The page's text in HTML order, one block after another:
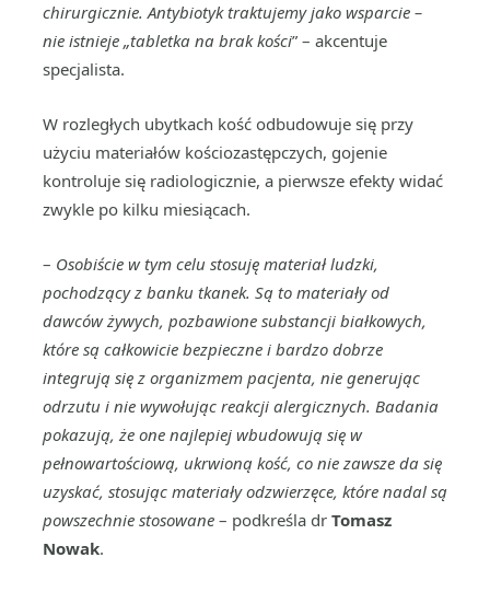
chirurgicznie. Antybiotyk traktujemy jako wsparcie –
nie istnieje „tabletka na brak kości” – akcentuje
specjalista.
W rozległych ubytkach kość odbudowuje się przy
użyciu materiałów kościozastępczych, gojenie
kontroluje się radiologicznie, a pierwsze efekty widać
zwykle po kilku miesiącach.
– Osobiście w tym celu stosuję materiał ludzki,
pochodzący z banku tkanek. Są to materiały od
dawców żywych, pozbawione substancji białkowych,
które są całkowicie bezpieczne i bardzo dobrze
integrują się z organizmem pacjenta, nie generując
odrzutu i nie wywołując reakcji alergicznych. Badania
pokazują, że one najlepiej wbudowują się w
pełnowartościową, ukrwioną kość, co nie zawsze da się
uzyskać, stosując materiały odzwierzęce, które nadal są
powszechnie stosowane – podkreśla dr Tomasz
Nowak.